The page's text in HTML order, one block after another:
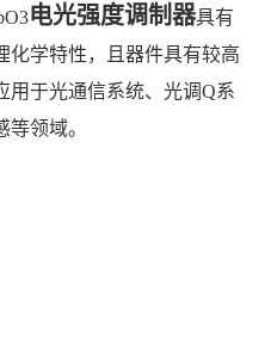
电光强度调制器具有
化学特性，且器件具有较高
用于光通信系统、光调Q系
领域。